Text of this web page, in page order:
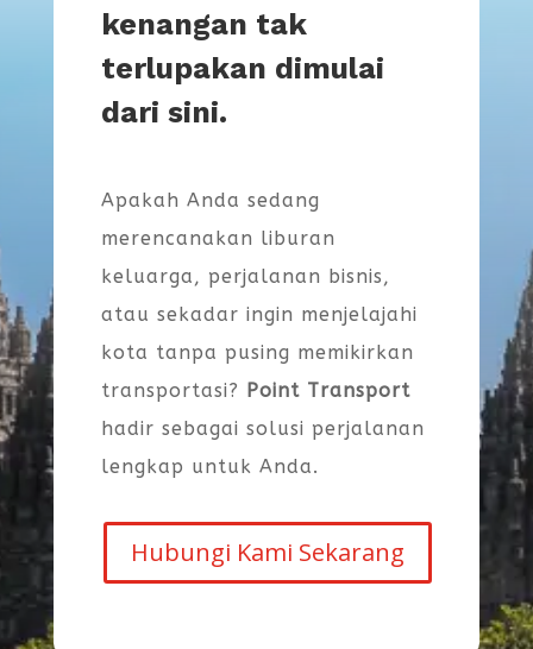
kenangan tak
terlupakan dimulai
dari sini.
Apakah Anda sedang
merencanakan liburan
keluarga, perjalanan bisnis,
atau sekadar ingin menjelajahi
kota tanpa pusing memikirkan
transportasi? Point Transport
hadir sebagai solusi perjalanan
lengkap untuk Anda.
Hubungi Kami Sekarang